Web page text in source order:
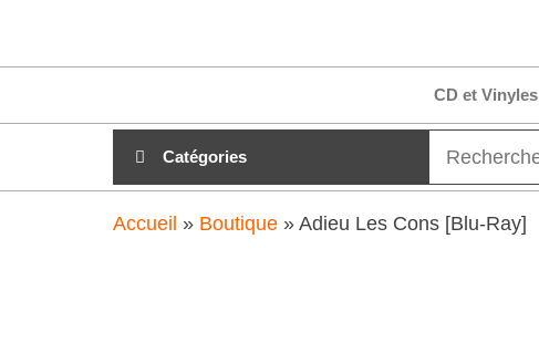
clubdial.fr
CD et Vinyles
Catégories
Accueil » Boutique » Adieu Les Cons [Blu-Ray]